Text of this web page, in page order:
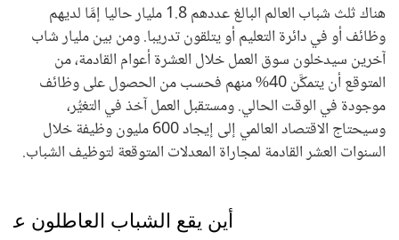
هناك ثلث شباب العالم البالغ عددهم 1.8 مليار حاليا إمَّا لديهم
وظائف أو في دائرة التعليم أو يتلقون تدريبا. ومن بين مليار شاب
آخرين سيدخلون سوق العمل خلال العشرة أعوام القادمة، من
المتوقع أن يتمكَّن 40% منهم فحسب من الحصول على وظائف
موجودة في الوقت الحالي. ومستقبل العمل آخذ في التغيُّر،
وسيحتاج الاقتصاد العالمي إلى إيجاد 600 مليون وظيفة خلال
السنوات العشر القادمة لمجاراة المعدلات المتوقعة لتوظيف الشباب.